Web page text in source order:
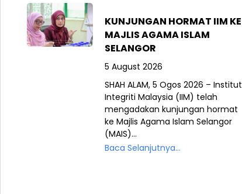
KUNJUNGAN HORMAT IIM KE
MAJLIS AGAMA ISLAM
SELANGOR
5 August 2026
SHAH ALAM, 5 Ogos 2026 – Institut
Integriti Malaysia (IIM) telah
mengadakan kunjungan hormat
ke Majlis Agama Islam Selangor
(MAIS)...
Baca Selanjutnya...